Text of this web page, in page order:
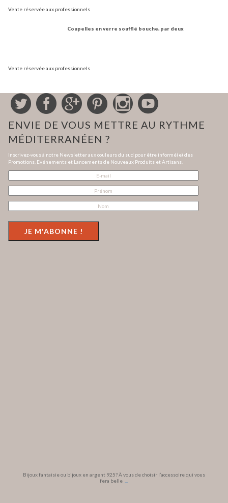
Vente réservée aux professionnels
Coupelles en verre soufflé bouche, par deux
Vente réservée aux professionnels
ENVIE DE VOUS METTRE AU RYTHME
MÉDITERRANÉEN ?
Inscrivez-vous à notre Newsletter aux couleurs du sud pour être informé(e) des
Promotions, Evénements et Lancements de Nouveaux Produits et Artisans.
Bijoux fantaisie ou bijoux en argent 925? À vous de choisir l’accessoire qui vous
fera belle